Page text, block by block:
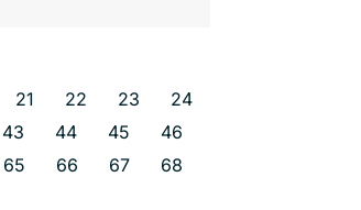
21 22 23
24
43 44 45
46
65 66 67
68